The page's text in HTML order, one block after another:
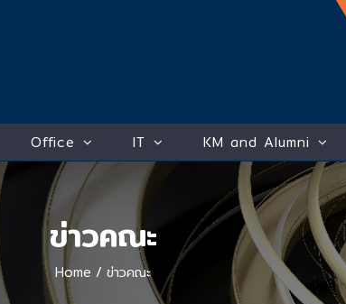
Office IT KM and Alumni
ข่าวคณะ
Home / ข่าวคณะ